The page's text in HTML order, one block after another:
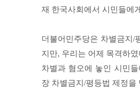
재 한국사회에서 시민들에
더불어민주당은 차별금지/
지만, 우리는 어제 목격하
차별과 혐오에 놓인 시민
장 차별금지/평등법 제정